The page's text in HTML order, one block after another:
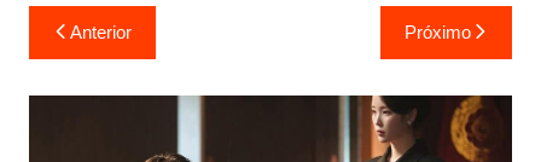
Navegação
de
Post
Anterior Próximo